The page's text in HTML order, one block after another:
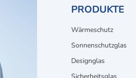
PRODUKTE
Wärmeschutz
Sonnenschutzglas
Designglas